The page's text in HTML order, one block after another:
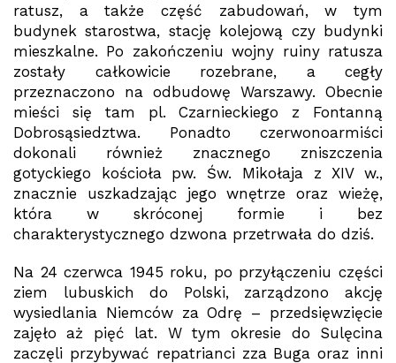
ratusz, a także część zabudowań, w tym
budynek starostwa, stację kolejową czy budynki
mieszkalne. Po zakończeniu wojny ruiny ratusza
zostały całkowicie rozebrane, a cegły
przeznaczono na odbudowę Warszawy. Obecnie
mieści się tam pl. Czarnieckiego z Fontanną
Dobrosąsiedztwa. Ponadto czerwonoarmiści
dokonali również znacznego zniszczenia
gotyckiego kościoła pw. Św. Mikołaja z XIV w.,
znacznie uszkadzając jego wnętrze oraz wieżę,
która w skróconej formie i bez
charakterystycznego dzwona przetrwała do dziś.
Na 24 czerwca 1945 roku, po przyłączeniu części
ziem lubuskich do Polski, zarządzono akcję
wysiedlania Niemców za Odrę – przedsięwzięcie
zajęło aż pięć lat. W tym okresie do Sulęcina
zaczęli przybywać repatrianci zza Buga oraz inni